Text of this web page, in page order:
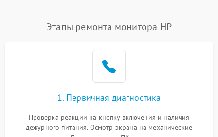
Повреждение кабеля
1000 ₽
Поломка системы
автоматического
1000 ₽ Подробнее →
Неисправность системы
Этапы ремонта монитора HP
1. Первичная диагностика
Проверка реакции на кнопку включения и наличия
дежурного питания. Осмотр экрана на механические